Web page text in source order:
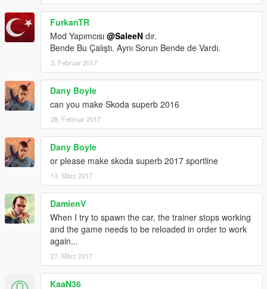
FurkanTR
Mod Yapımcısı @SaleeN dır.
Bende Bu Çalıştı. Aynı Sorun Bende de Vardı.
3. Februar 2017
Dany Boyle
can you make Skoda superb 2016
28. Februar 2017
Dany Boyle
or please make skoda superb 2017 sportline
13. März 2017
DamienV
When I try to spawn the car, the trainer stops working
and the game needs to be reloaded in order to work
again...
27. März 2017
KaaN36